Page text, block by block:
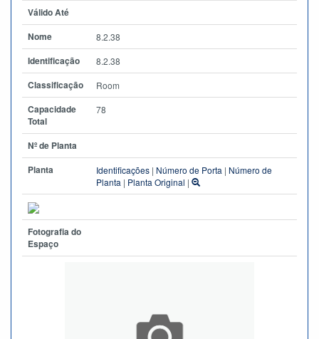
Válido Até
Nome
8.2.38
Identificação 8.2.38
Classificação Room
Capacidade
Total
78
Nº de Planta
Planta
Identificações | Número de Porta | Número de
Planta | Planta Original |
Fotografia do
Espaço